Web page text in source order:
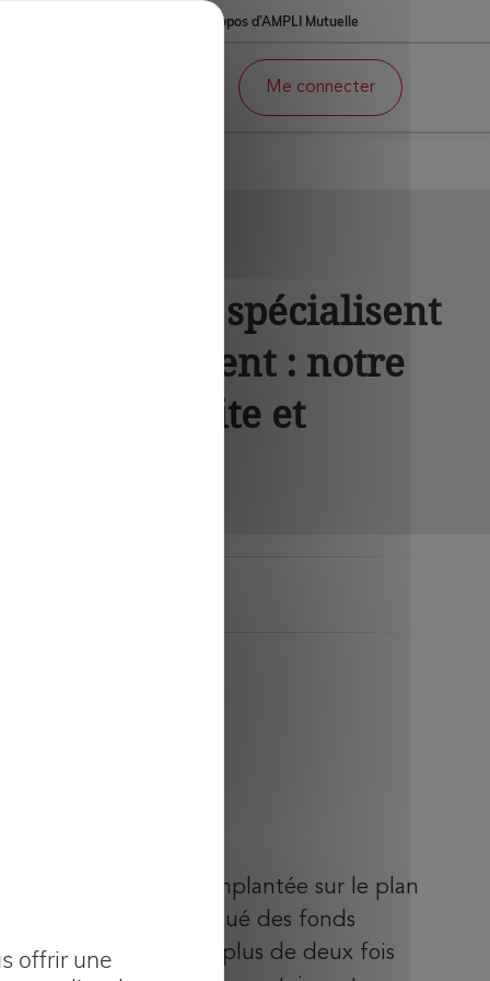
À propos d’AMPLI Mutuelle
Me connecter
qui se spécialisent
sur le client : notre
la retraite et
AMPLI Mutuelle est implantée sur le plan
national. Elle a constitué des fonds
propres qui couvrent plus de deux fois
offrir une